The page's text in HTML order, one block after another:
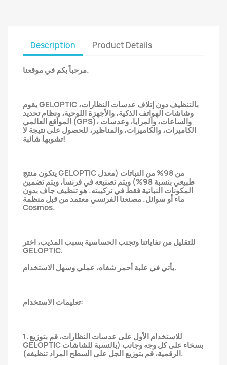
Description Product Details
مرحباً بكم في موقعنا.
يقوم GELOPTIC بالتنظيف دون إتلاف عدسات النظارات،
وشاشات الهواتف الذكية، والأجهزة اللوحية، ونظام تحديد
المواقع العالمي (GPS)، والساعات، والمرايا، وعدسات
الكاميرات، والكاميرات، والمناظير، للحصول على نتيجة لا
تشوبها شائبة!
يتكون منتج GELOPTIC من 98% من النباتات (معدل
طبيعي بنسبة 98%) ويتم تصنيعه في فرنسا، ويتم تضمين
المكونات النباتية فقط في تركيبته. هو تنظيف جاف بدون
ماء أو سوائل. مصنعنا الفرنسي معتمد من قبل منظمة
Cosmos.
للتقليل من نفاياتنا وتجنب الحساسية بسبب المذيب، اختر
GELOPTIC.
يأتي في علبة أحمر شفاه، عملي وسهل الاستخدام.
تعليمات الاستخدام:
1. للاستخدام الأول على عدسات النظارات، قم بتوزيع
GELOPTIC بسخاء على كل وجه وجانب (بالنسبة للشاشات
الرقمية، قم بتوزيع الجل على السطح المراد تنظيفه).